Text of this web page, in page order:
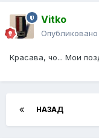
Vitko
Опубликовано
Красава, чо... Мои
НАЗАД